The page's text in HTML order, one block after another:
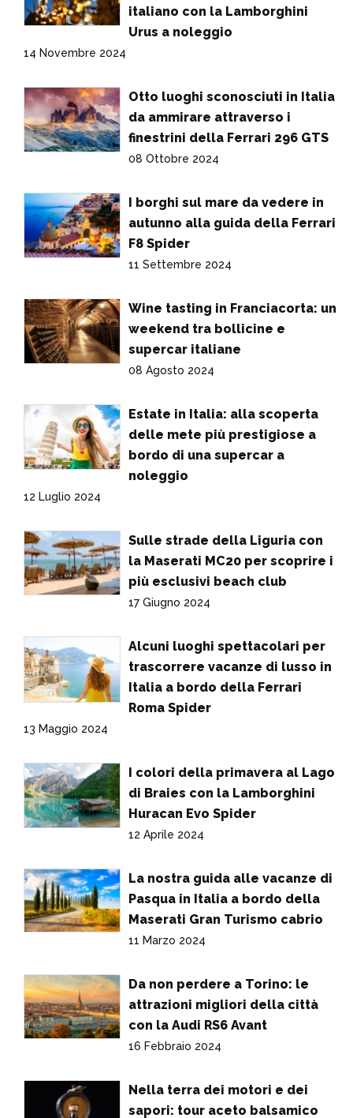
italiano con la Lamborghini
Urus a noleggio
14 Novembre 2024
Otto luoghi sconosciuti in Italia
da ammirare attraverso i
finestrini della Ferrari 296 GTS
08 Ottobre 2024
I borghi sul mare da vedere in
autunno alla guida della Ferrari
F8 Spider
11 Settembre 2024
Wine tasting in Franciacorta: un
weekend tra bollicine e
supercar italiane
08 Agosto 2024
Estate in Italia: alla scoperta
delle mete più prestigiose a
bordo di una supercar a
noleggio
12 Luglio 2024
Sulle strade della Liguria con
la Maserati MC20 per scoprire i
più esclusivi beach club
17 Giugno 2024
Alcuni luoghi spettacolari per
trascorrere vacanze di lusso in
Italia a bordo della Ferrari
Roma Spider
13 Maggio 2024
I colori della primavera al Lago
di Braies con la Lamborghini
Huracan Evo Spider
12 Aprile 2024
La nostra guida alle vacanze di
Pasqua in Italia a bordo della
Maserati Gran Turismo cabrio
11 Marzo 2024
Da non perdere a Torino: le
attrazioni migliori della città
con la Audi RS6 Avant
16 Febbraio 2024
Nella terra dei motori e dei
sapori: tour aceto balsamico